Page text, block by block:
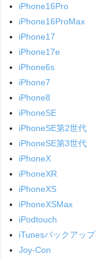
iPhone16Pro
iPhone16ProMax
iPhone17
iPhone17e
iPhone6s
iPhone7
iPhone8
iPhoneSE
iPhoneSE第2世代
iPhoneSE第3世代
iPhoneX
iPhoneXR
iPhoneXS
iPhoneXSMax
iPodtouch
iTunesバックアップ
Joy-Con